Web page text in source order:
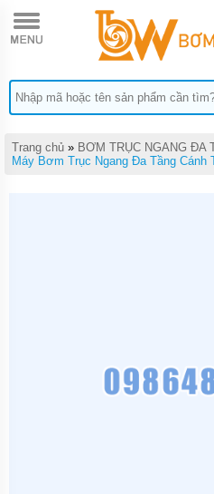
TRANG
CHỦ
BƠM
TĂNG
MÁY
BƠM
NƯỚC
Trang chủ » BƠM TRỤC NGANG ĐA
Máy Bơm Trục Ngang Đa Tầng Cánh